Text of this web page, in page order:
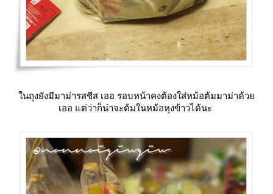
นถุงยังมีมาม่ารสชีส เออ รอบหน้าคงต้องใส่หม้อต้มมาม่าด้ว
เออ แต่ว่าก็น่าจะต้มในหม้อหุงข้าวได้นะ